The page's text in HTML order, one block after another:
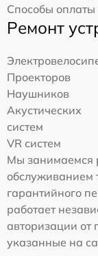
Способы оплаты
Ремонт
Проекторов
Наушников
Акустических
систем
VR систем
Мы занимаемся
обслуживанием
гарантийного
работает
авторизации от
указанные на